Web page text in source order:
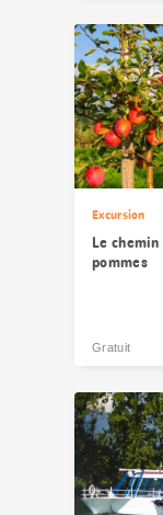
Excursion
Le
pommes
Gratuit